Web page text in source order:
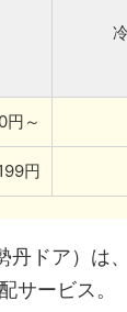
円～
円
丹ドア）は
サービス。